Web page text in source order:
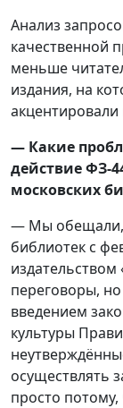
Анализ
качественной
меньше
издания, на
— Какие
действие ФЗ-
московских
— Мы обещали,
библиотек с
переговоры,
введением
культуры
осуществлять
просто потому,